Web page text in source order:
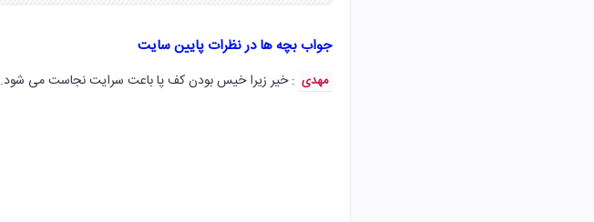
جواب بچه ها در نظرات پایین سایت
مهدی : خیر زیرا خیس بودن کف پا باعت سرایت نجاست می شود.